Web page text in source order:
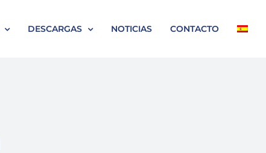
DESCARGAS NOTICIAS CONTACTO